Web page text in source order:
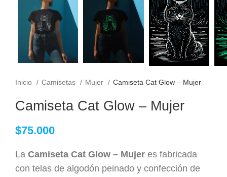
Inicio Camisetas Mujer Camiseta Cat Glow – Mujer
Camiseta Cat Glow – Mujer
$75.000
La Camiseta Cat Glow – Mujer es fabricada
con telas de algodón peinado y confección de